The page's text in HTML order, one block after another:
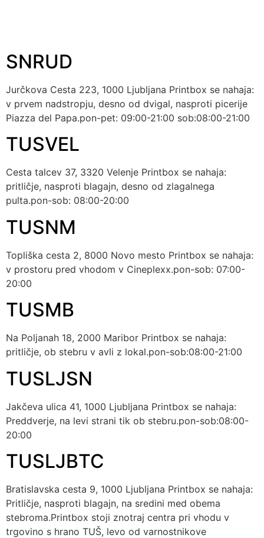
SNRUD
Jurčkova Cesta 223, 1000 Ljubljana Printbox se nahaja:
v prvem nadstropju, desno od dvigal, nasproti picerije
Piazza del Papa.pon-pet: 09:00-21:00 sob:08:00-21:00
TUSVEL
Cesta talcev 37, 3320 Velenje Printbox se nahaja:
pritličje, nasproti blagajn, desno od zlagalnega
pulta.pon-sob: 08:00-20:00
TUSNM
Topliška cesta 2, 8000 Novo mesto Printbox se nahaja:
v prostoru pred vhodom v Cineplexx.pon-sob: 07:00-
20:00
TUSMB
Na Poljanah 18, 2000 Maribor Printbox se nahaja:
pritličje, ob stebru v avli z lokal.pon-sob:08:00-21:00
TUSLJSN
Jakčeva ulica 41, 1000 Ljubljana Printbox se nahaja:
Preddverje, na levi strani tik ob stebru.pon-sob:08:00-
20:00
TUSLJBTC
Bratislavska cesta 9, 1000 Ljubljana Printbox se nahaja:
Pritličje, nasproti blagajn, na sredini med obema
stebroma.Printbox stoji znotraj centra pri vhodu v
trgovino s hrano TUŠ, levo od varnostnikove